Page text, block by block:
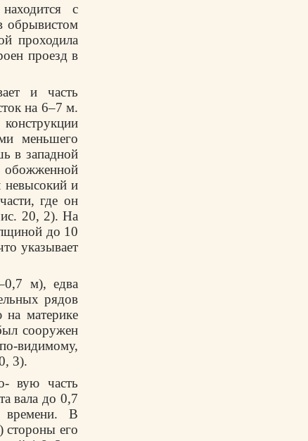
с
обрывистом
проходила
проезд в
и часть
на 6–7 м.
меньшего
в западной
невысокий и
где он
20, 2). На
до 10
указывает
м), едва
рядов
материке
сооружен
видимому,
3).
вую часть
вала до 0,7
В
стороны его